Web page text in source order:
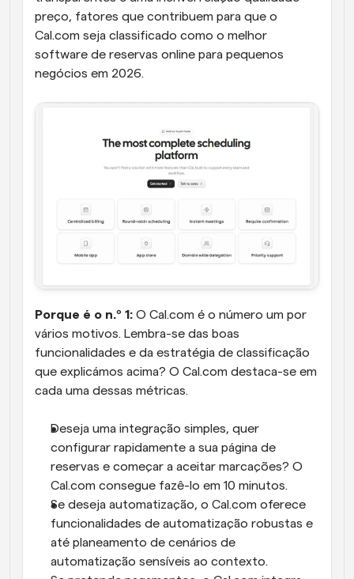
preço, fatores que contribuem para que o
Cal.com seja classificado como o melhor
software de reservas online para pequenos
negócios em 2026.
Porque é o n.º 1: O Cal.com é o número um por
vários motivos. Lembra-se das boas
funcionalidades e da estratégia de classificação
que explicámos acima? O Cal.com destaca-se em
cada uma dessas métricas.
Deseja uma integração simples, quer
configurar rapidamente a sua página de
reservas e começar a aceitar marcações? O
Cal.com consegue fazê-lo em 10 minutos.
Se deseja automatização, o Cal.com oferece
funcionalidades de automatização robustas e
até planeamento de cenários de
automatização sensíveis ao contexto.